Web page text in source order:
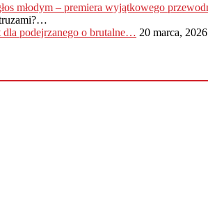
dla podejrzanego o brutalne… 20 marca, 2026